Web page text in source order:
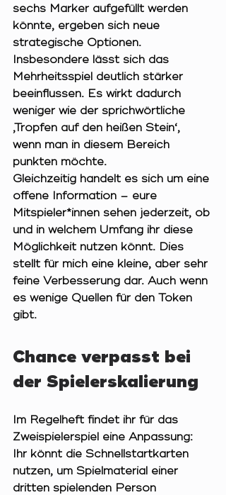
sechs Marker aufgefüllt werden
könnte, ergeben sich neue
strategische Optionen.
Insbesondere lässt sich das
Mehrheitsspiel deutlich stärker
beeinflussen. Es wirkt dadurch
weniger wie der sprichwörtliche
‚Tropfen auf den heißen Stein‘,
wenn man in diesem Bereich
punkten möchte.
Gleichzeitig handelt es sich um eine
offene Information – eure
Mitspieler*innen sehen jederzeit, ob
und in welchem Umfang ihr diese
Möglichkeit nutzen könnt. Dies
stellt für mich eine kleine, aber sehr
feine Verbesserung dar. Auch wenn
es wenige Quellen für den Token
gibt.
Chance verpasst bei
der Spielerskalierung
Im Regelheft findet ihr für das
Zweispielerspiel eine Anpassung:
Ihr könnt die Schnellstartkarten
nutzen, um Spielmaterial einer
dritten spielenden Person